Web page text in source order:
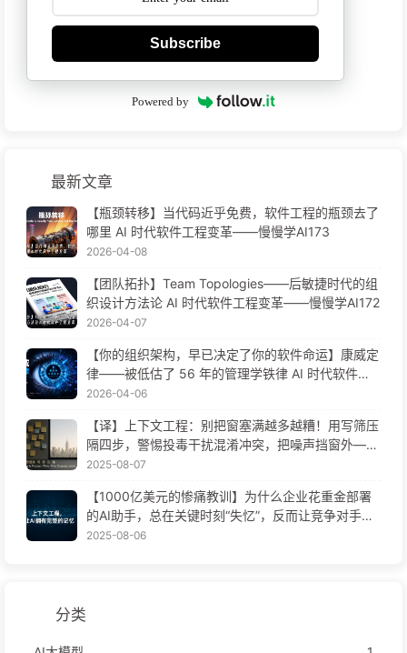
Subscribe
Powered by
最新文章
【瓶颈转移】当代码近乎免费，软件工程的瓶颈去了
哪里 AI 时代软件工程变革——慢慢学AI173
2026-04-08
【团队拓扑】Team Topologies——后敏捷时代的组
织设计方法论 AI 时代软件工程变革——慢慢学AI172
2026-04-07
【你的组织架构，早已决定了你的软件命运】康威定
律——被低估了 56 年的管理学铁律 AI 时代软件工
程变革——慢慢学AI171
2026-04-06
【译】上下文工程：别把窗塞满越多越糟！用写筛压
隔四步，警惕投毒干扰混淆冲突，把噪声挡窗外——
慢慢学AI170
2025-08-07
【1000亿美元的惨痛教训】为什么企业花重金部署
的AI助手，总在关键时刻“失忆”，反而让竞争对手实
现90%性能提升？——慢慢学AI169
2025-08-06
分类